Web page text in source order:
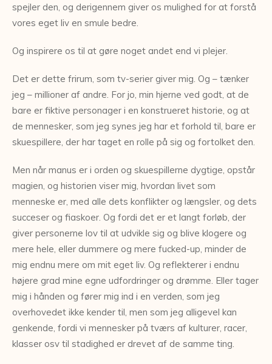
spejler den, og derigennem giver os mulighed for at forstå
vores eget liv en smule bedre.
Og inspirere os til at gøre noget andet end vi plejer.
Det er dette frirum, som tv-serier giver mig. Og – tænker
jeg – millioner af andre. For jo, min hjerne ved godt, at de
bare er fiktive personager i en konstrueret historie, og at
de mennesker, som jeg synes jeg har et forhold til, bare er
skuespillere, der har taget en rolle på sig og fortolket den.
Men når manus er i orden og skuespillerne dygtige, opstår
magien, og historien viser mig, hvordan livet som
menneske er, med alle dets konflikter og længsler, og dets
succeser og fiaskoer. Og fordi det er et langt forløb, der
giver personerne lov til at udvikle sig og blive klogere og
mere hele, eller dummere og mere fucked-up, minder de
mig endnu mere om mit eget liv. Og reflekterer i endnu
højere grad mine egne udfordringer og drømme. Eller tager
mig i hånden og fører mig ind i en verden, som jeg
overhovedet ikke kender til, men som jeg alligevel kan
genkende, fordi vi mennesker på tværs af kulturer, racer,
klasser osv til stadighed er drevet af de samme ting.